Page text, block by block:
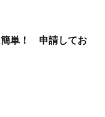
簡単！ 申請してお